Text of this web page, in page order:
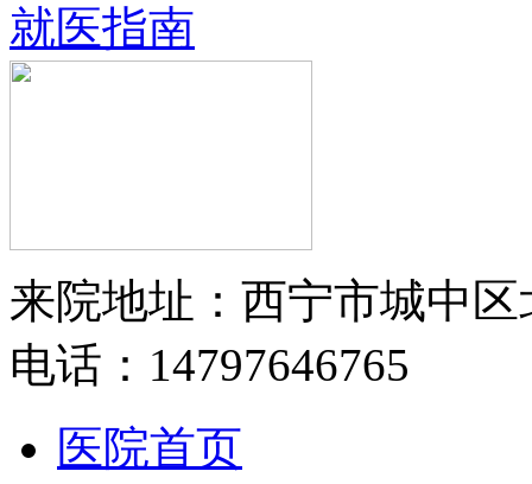
就医指南
来院地址：西宁市城中区
电话：14797646765
医院首页